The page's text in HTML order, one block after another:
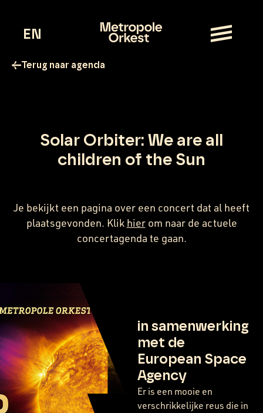
EN
Terug naar agenda
Solar Orbiter: We are all
children of the Sun
Je bekijkt een pagina over een concert dat al heeft
plaatsgevonden. Klik hierom naar de actuele
concertagenda te gaan.
in samenwerking
met de
European Space
Agency
Er is een mooie en
verschrikkelijke reus die in